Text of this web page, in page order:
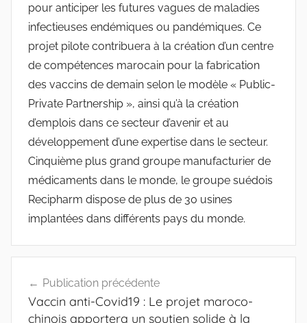
pour anticiper les futures vagues de maladies
infectieuses endémiques ou pandémiques. Ce
projet pilote contribuera à la création d’un centre
de compétences marocain pour la fabrication
des vaccins de demain selon le modèle « Public-
Private Partnership », ainsi qu’à la création
d’emplois dans ce secteur d’avenir et au
développement d’une expertise dans le secteur.
Cinquième plus grand groupe manufacturier de
médicaments dans le monde, le groupe suédois
Recipharm dispose de plus de 30 usines
implantées dans différents pays du monde.
de
l’article
Publication précédente
Vaccin anti-Covid19 : Le projet maroco-
chinois apportera un soutien solide à la